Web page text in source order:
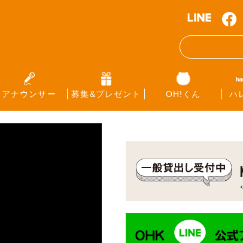
アナウンサー 募集&プレゼント OH!くん ハ